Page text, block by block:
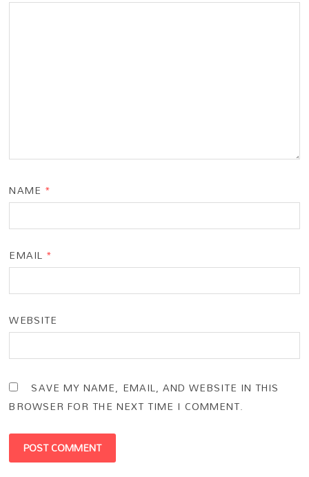
NAME *
EMAIL *
WEBSITE
SAVE MY NAME, EMAIL, AND WEBSITE IN THIS
BROWSER FOR THE NEXT TIME I COMMENT.